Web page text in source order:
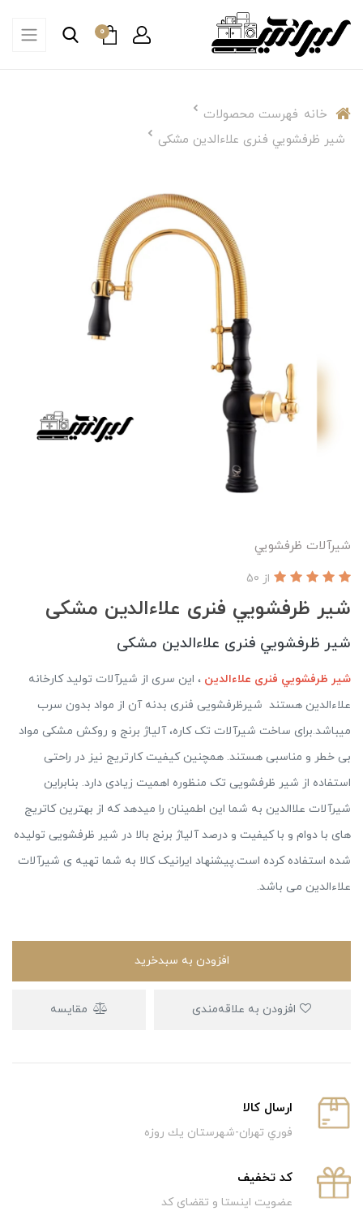
0
خانه فهرست محصولات
شير ظرفشويي فنری علاءالدین مشکی
شیرآلات ظرفشويي
شير ظرفشويي فنری علاءالدین مشکی
از 50
شير ظرفشويي فنری علاءالدین مشکی
شير ظرفشويي فنری علاءالدین ، این سری از شیرآلات تولید کارخانه
علاءالدین هستند شیرظرفشویی فنری بدنه آن از مواد بدون سرب
میباشد.برای ساخت شیرآلات تک کاره، آلیاژ برنج و روکش مشکی مواد
بی ‌خطر و مناسبی هستند. همچنین کیفیت کارتریج نیز در راحتی
استفاده از شیر ظرفشویی تک منظوره اهمیت زیادی دارد. بنابراین
شیرآلات علاالدین به شما این اطمینان را میدهد که از بهترین کاتریج
های با دوام و با کیفیت و درصد آلیاژ برنج بالا در شیر ظرفشویی تولیده
شده استفاده کرده است.پیشنهاد ایرانیک کالا به شما تهیه ی شیرآلات
علاءالدین می باشد.
افزودن به سبدخرید
مقایسه
ارسال كالا
فوري تهران-شهرستان يك روزه
كد تخفيف
عضویت اینستا و تقضای کد